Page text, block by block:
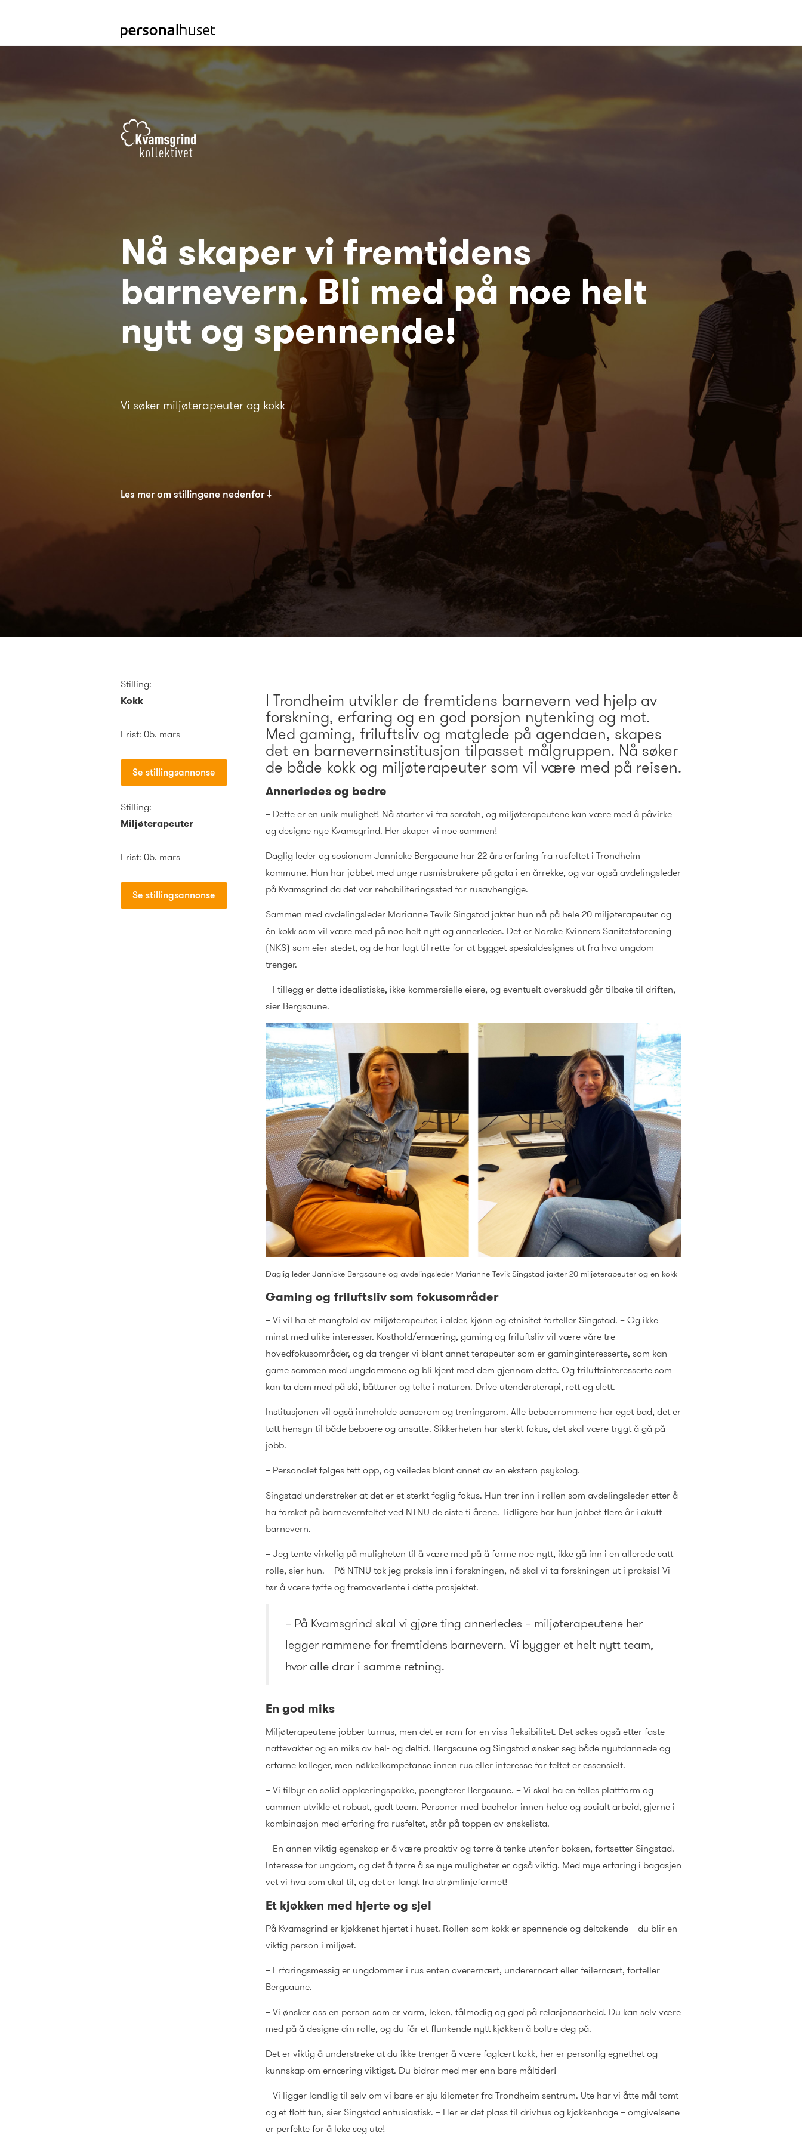
til
hjemmeside
Nå skaper vi fremtidens
barnevern. Bli med på noe helt
nytt og spennende!
Vi søker miljøterapeuter og kokk
Les mer om stillingene nedenfor ↓
Stilling:
Kokk
Frist: 05. mars
Se stillingsannonse
Stilling:
Miljøterapeuter
Frist: 05. mars
Se stillingsannonse
I Trondheim utvikler de fremtidens barnevern ved hjelp av
forskning, erfaring og en god porsjon nytenking og mot.
Med gaming, friluftsliv og matglede på agendaen, skapes
det en barnevernsinstitusjon tilpasset målgruppen. Nå søker
de både kokk og miljøterapeuter som vil være med på reisen.
Annerledes og bedre
– Dette er en unik mulighet! Nå starter vi fra scratch, og miljøterapeutene kan være med å påvirke
og designe nye Kvamsgrind. Her skaper vi noe sammen!
Daglig leder og sosionom Jannicke Bergsaune har 22 års erfaring fra rusfeltet i Trondheim
kommune. Hun har jobbet med unge rusmisbrukere på gata i en årrekke, og var også avdelingsleder
på Kvamsgrind da det var rehabiliteringssted for rusavhengige.
Sammen med avdelingsleder Marianne Tevik Singstad jakter hun nå på hele 20 miljøterapeuter og
én kokk som vil være med på noe helt nytt og annerledes. Det er Norske Kvinners Sanitetsforening
(NKS) som eier stedet, og de har lagt til rette for at bygget spesialdesignes ut fra hva ungdom
trenger.
– I tillegg er dette idealistiske, ikke-kommersielle eiere, og eventuelt overskudd går tilbake til driften,
sier Bergsaune.
Daglig leder Jannicke Bergsaune og avdelingsleder Marianne Tevik Singstad jakter 20 miljøterapeuter og en kokk
Gaming og friluftsliv som fokusområder
– Vi vil ha et mangfold av miljøterapeuter, i alder, kjønn og etnisitet forteller Singstad. – Og ikke
minst med ulike interesser. Kosthold/ernæring, gaming og friluftsliv vil være våre tre
hovedfokusområder, og da trenger vi blant annet terapeuter som er gaminginteresserte, som kan
game sammen med ungdommene og bli kjent med dem gjennom dette. Og friluftsinteresserte som
kan ta dem med på ski, båtturer og telte i naturen. Drive utendørsterapi, rett og slett.
Institusjonen vil også inneholde sanserom og treningsrom. Alle beboerrommene har eget bad, det er
tatt hensyn til både beboere og ansatte. Sikkerheten har sterkt fokus, det skal være trygt å gå på
jobb.
– Personalet følges tett opp, og veiledes blant annet av en ekstern psykolog.
Singstad understreker at det er et sterkt faglig fokus. Hun trer inn i rollen som avdelingsleder etter å
ha forsket på barnevernfeltet ved NTNU de siste ti årene. Tidligere har hun jobbet flere år i akutt
barnevern.
– Jeg tente virkelig på muligheten til å være med på å forme noe nytt, ikke gå inn i en allerede satt
rolle, sier hun. – På NTNU tok jeg praksis inn i forskningen, nå skal vi ta forskningen ut i praksis! Vi
tør å være tøffe og fremoverlente i dette prosjektet.
– På Kvamsgrind skal vi gjøre ting annerledes – miljøterapeutene her
legger rammene for fremtidens barnevern. Vi bygger et helt nytt team,
hvor alle drar i samme retning.
En god miks
Miljøterapeutene jobber turnus, men det er rom for en viss fleksibilitet. Det søkes også etter faste
nattevakter og en miks av hel- og deltid. Bergsaune og Singstad ønsker seg både nyutdannede og
erfarne kolleger, men nøkkelkompetanse innen rus eller interesse for feltet er essensielt.
– Vi tilbyr en solid opplæringspakke, poengterer Bergsaune. – Vi skal ha en felles plattform og
sammen utvikle et robust, godt team. Personer med bachelor innen helse og sosialt arbeid, gjerne i
kombinasjon med erfaring fra rusfeltet, står på toppen av ønskelista.
– En annen viktig egenskap er å være proaktiv og tørre å tenke utenfor boksen, fortsetter Singstad. –
Interesse for ungdom, og det å tørre å se nye muligheter er også viktig. Med mye erfaring i bagasjen
vet vi hva som skal til, og det er langt fra strømlinjeformet!
Et kjøkken med hjerte og sjel
På Kvamsgrind er kjøkkenet hjertet i huset. Rollen som kokk er spennende og deltakende – du blir en
viktig person i miljøet.
– Erfaringsmessig er ungdommer i rus enten overernært, underernært eller feilernært, forteller
Bergsaune.
– Vi ønsker oss en person som er varm, leken, tålmodig og god på relasjonsarbeid. Du kan selv være
med på å designe din rolle, og du får et flunkende nytt kjøkken å boltre deg på.
Det er viktig å understreke at du ikke trenger å være faglært kokk, her er personlig egnethet og
kunnskap om ernæring viktigst. Du bidrar med mer enn bare måltider!
– Vi ligger landlig til selv om vi bare er sju kilometer fra Trondheim sentrum. Ute har vi åtte mål tomt
og et flott tun, sier Singstad entusiastisk. – Her er det plass til drivhus og kjøkkenhage – omgivelsene
er perfekte for å leke seg ute!